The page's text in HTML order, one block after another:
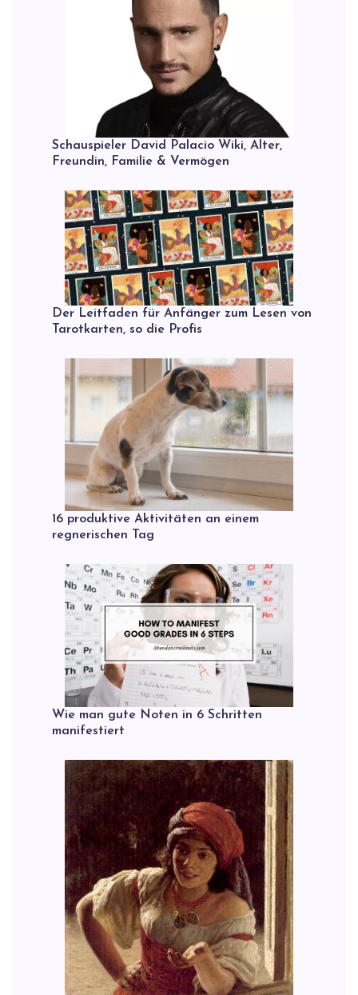
Schauspieler David Palacio Wiki, Alter,
Freundin, Familie & Vermögen
Der Leitfaden für Anfänger zum Lesen von
Tarotkarten, so die Profis
16 produktive Aktivitäten an einem
regnerischen Tag
Wie man gute Noten in 6 Schritten
manifestiert